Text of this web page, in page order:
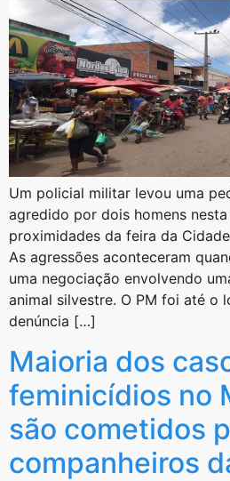
Um policial militar levou uma
agredido por dois homens
proximidades da feira da
As agressões aconteceram
uma negociação envolvendo
animal silvestre. O PM foi até o
denúncia […]
Maioria dos
feminicídios no
são cometidos
companheiros